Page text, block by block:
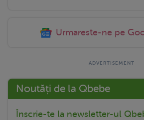
Urmareste-ne pe
Noutăți de la Qbebe
Înscrie-te la newsletter-ul